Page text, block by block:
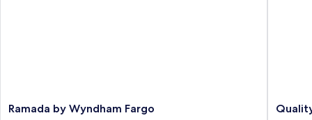
Ramada
Ramada by Wyndham Fargo
Quality